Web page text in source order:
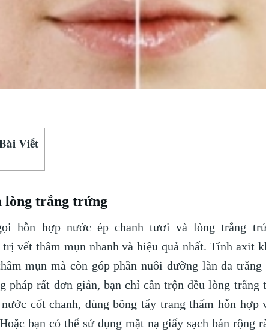
Viết
lòng trắng trứng
hỗn hợp nước ép chanh tươi và lòng trắng
trị vết thâm mụn nhanh và hiệu quả nhất. Tính axit
mụn mà còn góp phần nuôi dưỡng làn da
pháp rất đơn giản, bạn chỉ cần trộn đều lòng trắng
cốt chanh, dùng bông tẩy trang thấm hỗn hợp
bạn có thể sử dụng mặt nạ giấy sạch bán rộng